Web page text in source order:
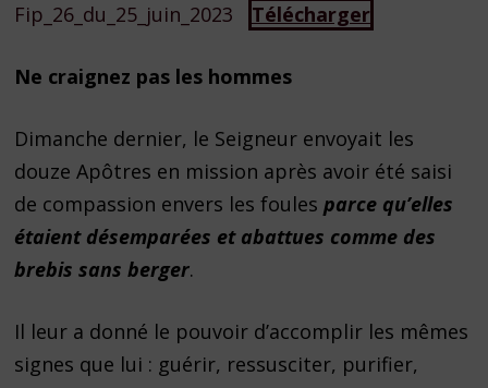
Fip_26_du_25_juin_2023 Télécharger
Ne craignez pas les hommes
Dimanche dernier, le Seigneur envoyait les
douze Apôtres en mission après avoir été saisi
de compassion envers les foulesparce qu’elles
étaient désemparées et abattues comme des
brebis sans berger.
Il leur a donné le pouvoir d’accomplir les mêmes
signes que lui : guérir, ressusciter, purifier,